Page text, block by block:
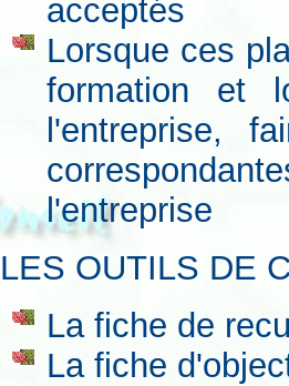
acceptés
Lorsque ces
formation et
l'entreprise,
l'entreprise
LES OUTILS DE
La fiche de
La fiche